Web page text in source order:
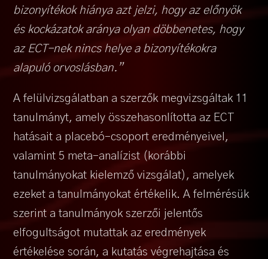
bizonyítékok hiánya azt jelzi, hogy az előnyök
és kockázatok aránya olyan döbbenetes, hogy
az ECT-nek nincs helye a bizonyítékokra
alapuló orvoslásban.”
A felülvizsgálatban a szerzők megvizsgáltak 11
tanulmányt, amely összehasonlította az ECT
hatásait a placebó-csoport eredményeivel,
valamint 5 meta-analízist (korábbi
tanulmányokat kielemző vizsgálat), amelyek
ezeket a tanulmányokat értékelik. A felmérésük
szerint a tanulmányok szerzői jelentős
elfogultságot mutattak az eredmények
értékelése során, a kutatás végrehajtása és